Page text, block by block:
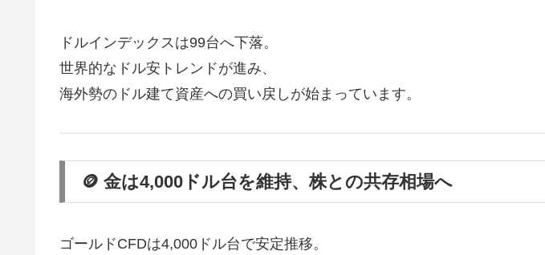
ドルインデックスは99台へ下落。
世界的なドル安トレンドが進み、
海外勢のドル建て資産への買い戻しが始まっています。
🪙 金は4,000ドル台を維持、株との共存相場へ
ゴールドCFDは4,000ドル台で安定推移。